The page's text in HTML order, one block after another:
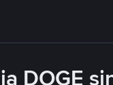
DOGE